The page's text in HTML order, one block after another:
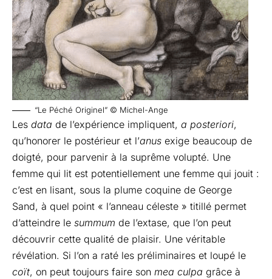
“Le Péché Originel” © Michel-Ange
Les data de l’expérience impliquent, a posteriori,
qu’honorer le postérieur et l’anus exige beaucoup de
doigté, pour parvenir à la suprême volupté. Une
femme qui lit est potentiellement une femme qui jouit :
c’est en lisant, sous la plume coquine de George
Sand, à quel point « l’anneau céleste » titillé permet
d’atteindre le summum de l’extase, que l’on peut
découvrir cette qualité de plaisir. Une véritable
révélation. Si l’on a raté les préliminaires et loupé le
coït, on peut toujours faire son mea culpa grâce à